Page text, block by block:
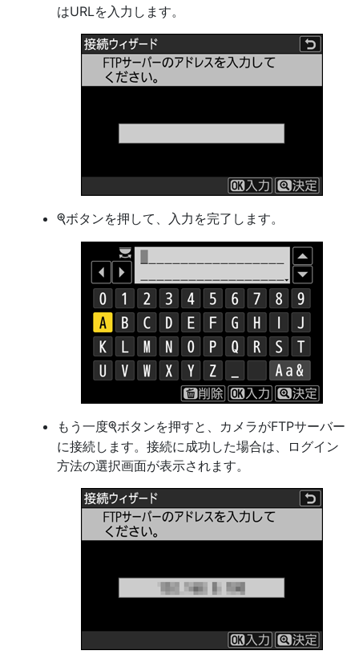
はURLを入力します。
Xボタンを押して、入力を完了します。
もう一度Xボタンを押すと、カメラがFTPサーバー
に接続します。接続に成功した場合は、ログイン
方法の選択画面が表示されます。